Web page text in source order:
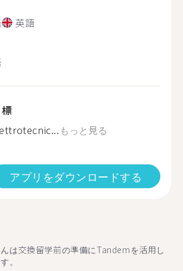
英語
もっと見る
アプリをダウンロードする
んは交換留学前の準備にTandemを活用し
。